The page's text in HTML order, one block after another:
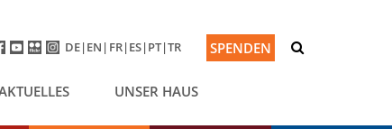
SPENDEN
DE EN FR ES PT TR
UNSER HAUS